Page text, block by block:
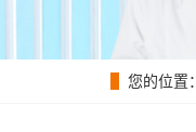
您的位置：